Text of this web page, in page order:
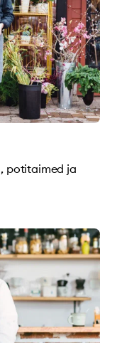
potitaimed ja